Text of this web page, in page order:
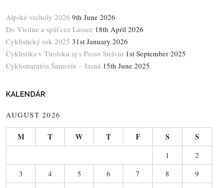
Alpské vrcholy 2026 9th June 2026
Do Viedne a späť cez Lassee 18th April 2026
Cyklistický rok 2025 31st January 2026
Cyklistika v Tirolsku aj s Passo Stelvio 1st September 2025
Cyklomaratón Šamorín – Jasná 15th June 2025
KALENDÁR
AUGUST 2026
M T W T F S S
1
2
3
4 5 6 7 8
9